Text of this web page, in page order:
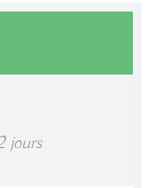
jours